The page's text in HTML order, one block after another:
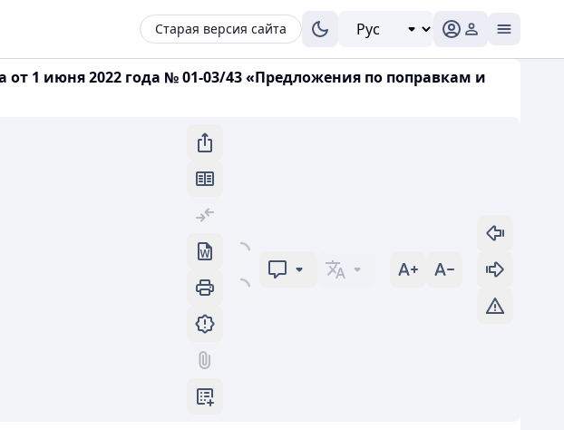
Старая версия сайта
1 июня 2022 года № 01-03/43 «Предложения по поправкам и